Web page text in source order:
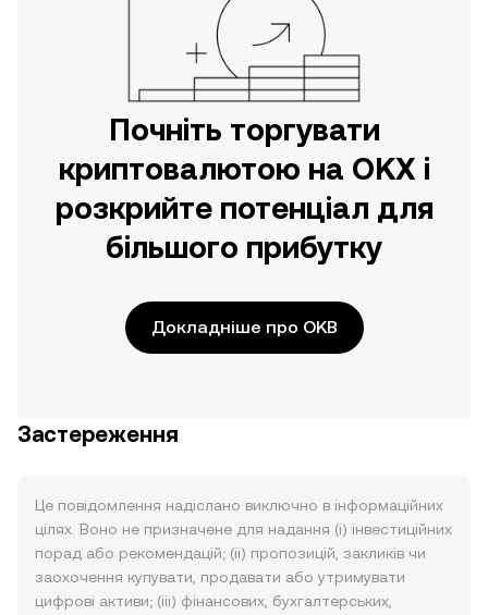
Почніть торгувати
криптовалютою на OKX і
розкрийте потенціал для
більшого прибутку
Докладніше про OKB
Застереження
Це повідомлення надіслано виключно в інформаційних
цілях. Воно не призначене для надання (i) інвестиційних
порад або рекомендацій; (ii) пропозицій, закликів чи
заохочення купувати, продавати або утримувати
цифрові активи; (iii) фінансових, бухгалтерських,